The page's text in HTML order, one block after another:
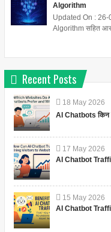
Algorithm
Updated On : 26-
Algorithm सहित
Recent Posts
18 May 2026
AI Chatbots किन
17 May 2026
AI Chatbot
15 May 2026
AI Chatbot